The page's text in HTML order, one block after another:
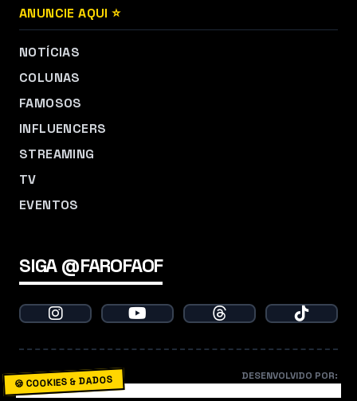
ANUNCIE AQUI ⭐
NOTÍCIAS
COLUNAS
FAMOSOS
INFLUENCERS
STREAMING
TV
EVENTOS
SIGA @FAROFAOF
DESENVOLVIDO POR:
🍪 COOKIES & DADOS